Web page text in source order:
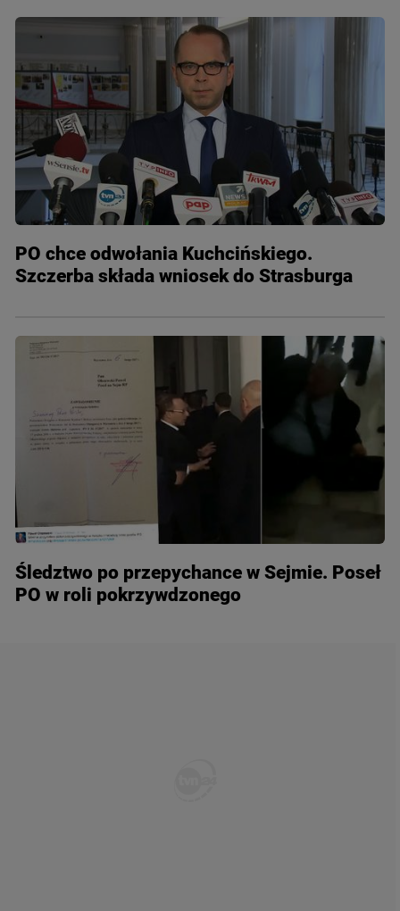
PO chce odwołania Kuchcińskiego.
Szczerba składa wniosek do Strasburga
Śledztwo po przepychance w Sejmie. Poseł
PO w roli pokrzywdzonego